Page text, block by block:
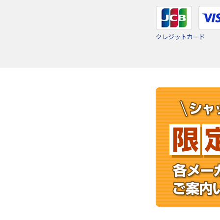
クレジットカード